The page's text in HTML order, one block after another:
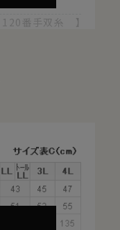
120番手双糸 】
維の長さが
す。
かない希少性の
のスーピマ綿で